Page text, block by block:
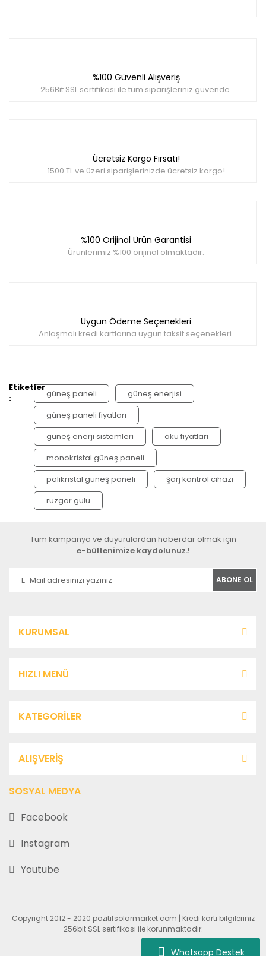
Whatsapp Destek
Yorum Yaz
Ürün resmi kalitesiz, bozuk veya görüntülenemiyor.
Bu ürüne benzer farklı alternatifler olmalı.
%100 Güvenli Alışveriş
256Bit SSL sertifikası ile tüm siparişleriniz güvende.
Ücretsiz Kargo Fırsatı!
1500 TL ve üzeri siparişlerinizde ücretsiz kargo!
%100 Orijinal Ürün Garantisi
Ürünlerimiz %100 orijinal olmaktadır.
Uygun Ödeme Seçenekleri
Anlaşmalı kredi kartlarına uygun taksit seçenekleri.
Etiketler
:
güneş paneli
güneş enerjisi
güneş paneli fiyatları
güneş enerji sistemleri
akü fiyatları
monokristal güneş paneli
polikristal güneş paneli
şarj kontrol cihazı
rüzgar gülü
Tüm kampanya ve duyurulardan haberdar olmak için
e-bültenimize kaydolunuz.!
ABONE OL
KURUMSAL
HIZLI MENÜ
KATEGORİLER
ALIŞVERİŞ
SOSYAL MEDYA
Facebook
Instagram
Youtube
Copyright 2012 - 2020 pozitifsolarmarket.com | Kredi kartı bilgileriniz
256bit SSL sertifikası ile korunmaktadır.